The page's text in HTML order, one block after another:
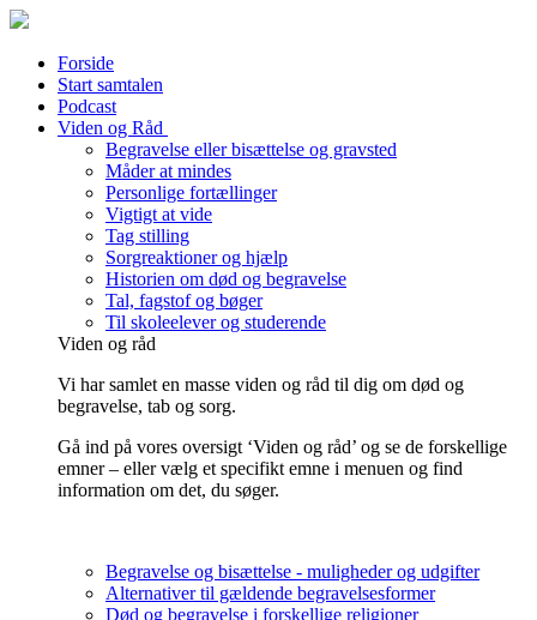
Forside
Start samtalen
Podcast
Viden og Råd
Begravelse eller bisættelse og gravsted
Måder at mindes
Personlige fortællinger
Vigtigt at vide
Tag stilling
Sorgreaktioner og hjælp
Historien om død og begravelse
Tal, fagstof og bøger
Til skoleelever og studerende
Viden og råd
Vi har samlet en masse viden og råd til dig om død og
begravelse, tab og sorg.
Gå ind på vores oversigt ‘Viden og råd’ og se de forskellige
emner – eller vælg et specifikt emne i menuen og find
information om det, du søger.
Begravelse og bisættelse - muligheder og udgifter
Alternativer til gældende begravelsesformer
Død og begravelse i forskellige religioner